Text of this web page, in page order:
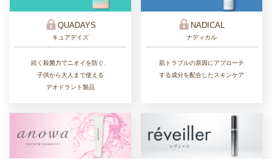
QUADAYS
キュアデイズ
続く殺菌力でニオイを防ぐ、
子供から大人まで使える
デオドラント製品
NADICAL
ナディカル
肌トラブルの原因にアプローチ
する成分を配合したスキンケア